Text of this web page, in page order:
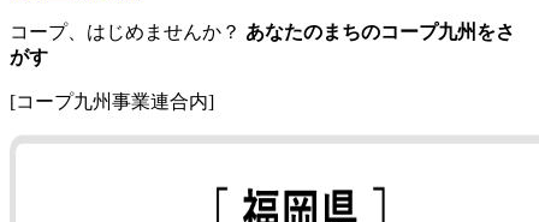
コープ、はじめませんか？ あなたのまちのコープ九州をさ
がす
[コープ九州事業連合内]